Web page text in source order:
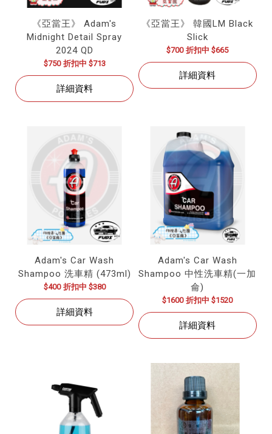
《亞當王》 Adam's
Midnight Detail Spray
2024 QD
$750 折扣中 $713
詳細資料
《亞當王》 韓國LM Black
Slick
$700 折扣中 $665
詳細資料
Adam's Car Wash
Shampoo 洗車精 (473ml)
$400 折扣中 $380
詳細資料
Adam's Car Wash
Shampoo 中性洗車精(一加
侖)
$1600 折扣中 $1520
詳細資料